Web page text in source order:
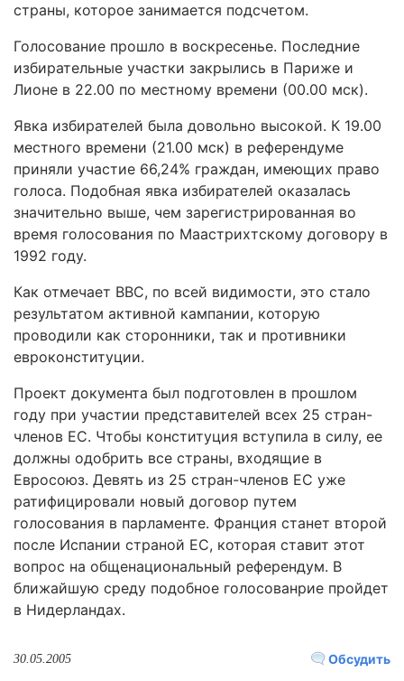
страны, которое занимается подсчетом.
Голосование прошло в воскресенье. Последние
избирательные участки закрылись в Париже и
Лионе в 22.00 по местному времени (00.00 мск).
Явка избирателей была довольно высокой. К 19.00
местного времени (21.00 мск) в референдуме
приняли участие 66,24% граждан, имеющих право
голоса. Подобная явка избирателей оказалась
значительно выше, чем зарегистрированная во
время голосования по Маастрихтскому договору в
1992 году.
Как отмечает ВВС, по всей видимости, это стало
результатом активной кампании, которую
проводили как сторонники, так и противники
евроконституции.
Проект документа был подготовлен в прошлом
году при участии представителей всех 25 стран-
членов ЕС. Чтобы конституция вступила в силу, ее
должны одобрить все страны, входящие в
Евросоюз. Девять из 25 стран-членов ЕС уже
ратифицировали новый договор путем
голосования в парламенте. Франция станет второй
после Испании страной ЕС, которая ставит этот
вопрос на общенациональный референдум. В
ближайшую среду подобное голосованрие пройдет
в Нидерландах.
Обсудить
30.05.2005